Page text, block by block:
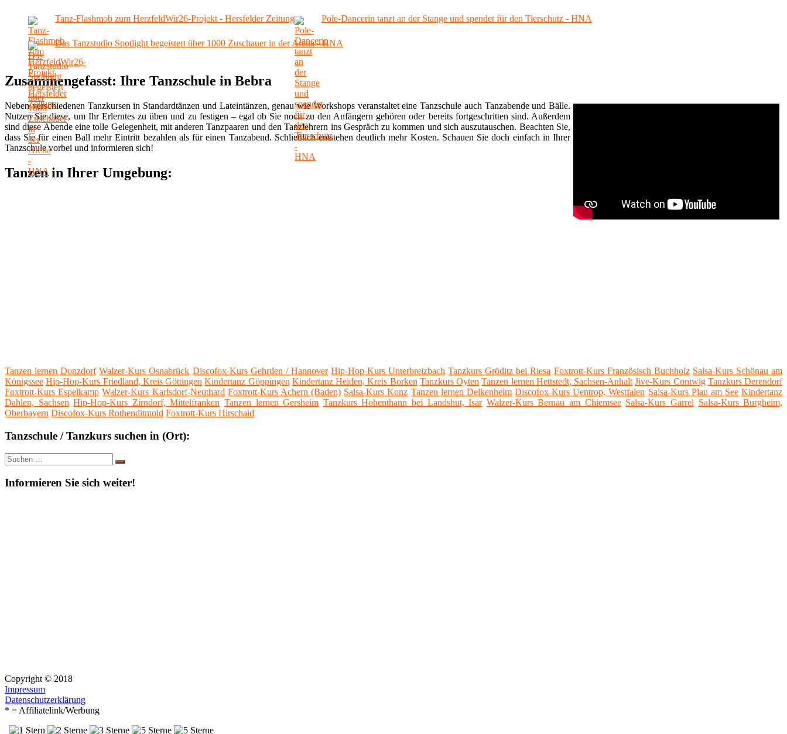
Tanz-Flashmob zum HerzfeldWir26-Projekt - Hersfelder Zeitung Pole-Dancerin tanzt an der Stange und spendet für den Tierschutz - HNA
Das Tanzstudio Spotlight begeistert über 1000 Zuschauer in der Arena - HNA
Zusammengefasst: Ihre Tanzschule in Bebra
Neben verschiedenen Tanzkursen in Standardtänzen und Lateintänzen, genau wie Workshops veranstaltet eine Tanzschule auch Tanzabende und Bälle.
Nutzen Sie diese, um Ihr Erlerntes zu üben und zu festigen – egal ob Sie noch zu den Anfängern gehören oder bereits fortgeschritten sind. Außerdem
sind diese Abende eine tolle Gelegenheit, mit anderen Tanzpaaren und den Tanzlehrern ins Gespräch zu kommen und sich auszutauschen. Beachten Sie,
dass Sie für einen Ball mehr Eintritt bezahlen als für einen Tanzabend. Schließlich entstehen deutlich mehr Kosten. Schauen Sie doch einfach in Ihrer
Tanzschule vorbei und informieren sich!
Tanzen in Ihrer Umgebung:
Tanzen lernen Donzdorf Walzer-Kurs Osnabrück Discofox-Kurs Gehrden / Hannover Hip-Hop-Kurs Unterbreizbach Tanzkurs Gröditz bei Riesa Foxtrott-Kurs Französisch Buchholz Salsa-Kurs Schönau am
Königssee Hip-Hop-Kurs Friedland, Kreis Göttingen Kindertanz Göppingen Kindertanz Heiden, Kreis Borken Tanzkurs Oyten Tanzen lernen Hettstedt, Sachsen-Anhalt Jive-Kurs Contwig Tanzkurs Derendorf
Foxtrott-Kurs Espelkamp Walzer-Kurs Karlsdorf-Neuthard Foxtrott-Kurs Achern (Baden) Salsa-Kurs Konz Tanzen lernen Delkenheim Discofox-Kurs Uentrop, Westfalen Salsa-Kurs Plau am See Kindertanz
Dahlen, Sachsen Hip-Hop-Kurs Zirndorf, Mittelfranken Tanzen lernen Gersheim Tanzkurs Hohenthann bei Landshut, Isar Walzer-Kurs Bernau am Chiemsee Salsa-Kurs Garrel Salsa-Kurs Burgheim,
Oberbayern Discofox-Kurs Rothenditmold Foxtrott-Kurs Hirschaid
Tanzschule / Tanzkurs suchen in (Ort):
Suche
nach:
Suchen
Informieren Sie sich weiter!
Copyright © 2018
Impressum
Datenschutzerklärung
* = Affiliatelink/Werbung